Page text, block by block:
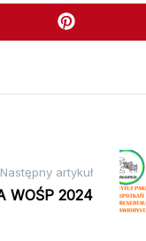
Następny artykuł
WOŚP 2024